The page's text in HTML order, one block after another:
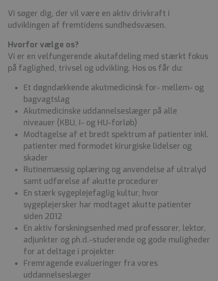
Vi søger dig, der vil være en aktiv drivkraft i
udviklingen af fremtidens sundhedsvæsen.
Hvorfor vælge os?
Vi er en velfungerende akutafdeling med stærkt fokus
på faglighed, trivsel og udvikling. Hos os får du:
Et døgndækkende akutmedicinsk for- mellem- og
bagvagtslag
Akutmedicinske uddannelseslæger på alle
niveauer (KBU, I- og HU-forløb)
Modtagelse af et bredt spektrum af patienter inkl.
patienter med formodet kirurgiske lidelser og
skader
Rutinemæssig oplæring og anvendelse af ultralyd
samt udførelse af akutte procedurer
En stærk sygeplejefaglig kultur, hvor
sygeplejersker har modtaget akutte patienter
siden 2012
En aktiv forskningsenhed med professorer, lektor,
adjunkter og ph.d.-studerende og gode muligheder
for at deltage i projekter
Fremragende evalueringer fra vores
uddannelseslæger